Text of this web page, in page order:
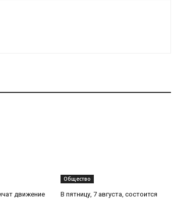
движение
Общество
В пятницу, 7 августа, состоится